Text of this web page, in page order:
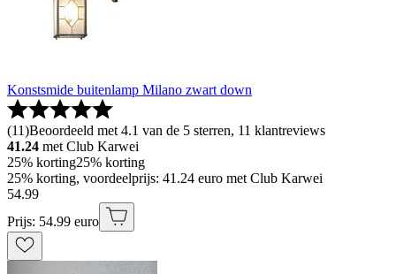
Konstsmide buitenlamp Milano zwart down
(11)Beoordeeld met 4.1 van de 5 sterren, 11 klantreviews
41.24 met Club Karwei
25% korting25% korting
25% korting, voordeelprijs: 41.24 euro met Club Karwei
54.99
Prijs: 54.99 euro